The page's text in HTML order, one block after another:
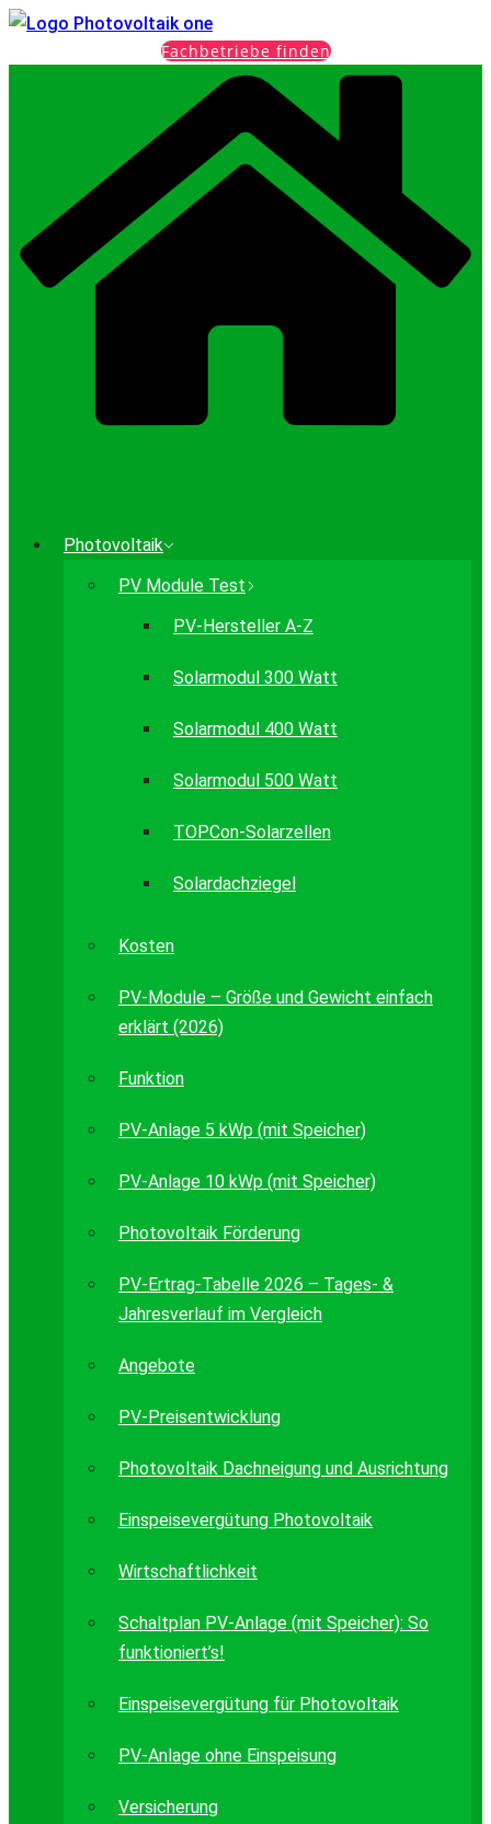
Fachbetriebe finden
Photovoltaik
PV Module Test
PV-Hersteller A-Z
Solarmodul 300 Watt
Solarmodul 400 Watt
Solarmodul 500 Watt
TOPCon-Solarzellen
Solardachziegel
Kosten
PV-Module – Größe und Gewicht einfach
erklärt (2026)
Funktion
PV-Anlage 5 kWp (mit Speicher)
PV-Anlage 10 kWp (mit Speicher)
Photovoltaik Förderung
PV-Ertrag-Tabelle 2026 – Tages- &
Jahresverlauf im Vergleich
Angebote
PV-Preisentwicklung
Photovoltaik Dachneigung und Ausrichtung
Einspeisevergütung Photovoltaik
Wirtschaftlichkeit
Schaltplan PV-Anlage (mit Speicher): So
funktioniert’s!
Einspeisevergütung für Photovoltaik
PV-Anlage ohne Einspeisung
Versicherung